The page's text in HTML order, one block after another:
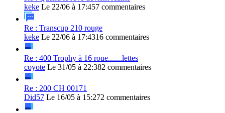
keke Le 22/06 à 17:457 commentaires
Re : Transcup 210 rouge
keke Le 22/06 à 17:4316 commentaires
Re : 400 Trophy à 16 roue.......lettes
coyote Le 31/05 à 22:382 commentaires
Re : 200 CH 00171
Did57 Le 16/05 à 15:272 commentaires